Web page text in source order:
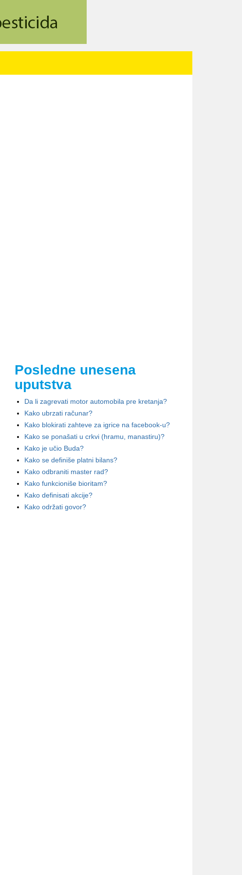
Posledne unesena
uputstva
Da li zagrevati motor automobila pre kretanja?
Kako ubrzati računar?
Kako blokirati zahteve za igrice na facebook-u?
Kako se ponašati u crkvi (hramu, manastiru)?
Kako je učio Buda?
Kako se definiše platni bilans?
Kako odbraniti master rad?
Kako funkcioniše bioritam?
Kako definisati akcije?
Kako održati govor?